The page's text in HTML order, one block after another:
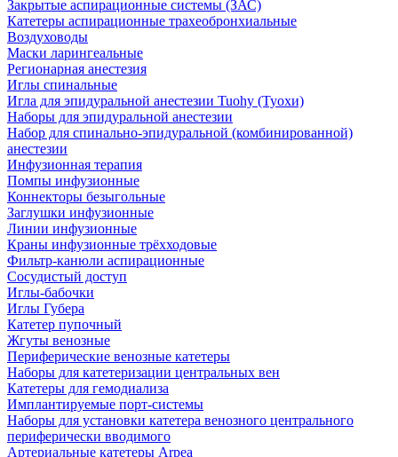
Закрытые аспирационные системы (ЗАС)
Катетеры аспирационные трахеобронхиальные
Воздуховоды
Маски ларингеальные
Регионарная анестезия
Иглы спинальные
Игла для эпидуральной анестезии Tuohy (Туохи)
Наборы для эпидуральной анестезии
Набор для спинально-эпидуральной (комбинированной)
анестезии
Инфузионная терапия
Помпы инфузионные
Коннекторы безыгольные
Заглушки инфузионные
Линии инфузионные
Краны инфузионные трёхходовые
Фильтр-канюли аспирационные
Сосудистый доступ
Иглы-бабочки
Иглы Губера
Катетер пупочный
Жгуты венозные
Периферические венозные катетеры
Наборы для катетеризации центральных вен
Катетеры для гемодиализа
Имплантируемые порт‑системы
Наборы для установки катетера венозного центрального
периферически вводимого
Артериальные катетеры Arpea